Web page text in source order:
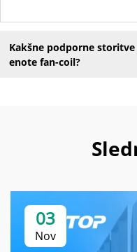
Kakšne podporne
enote fan-coil?
03
Nov